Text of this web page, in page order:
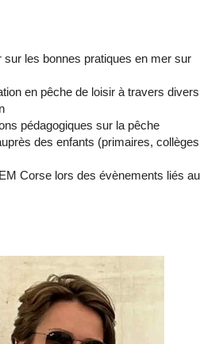
sur les bonnes pratiques en mer sur
en pêche de loisir à travers divers
pédagogiques sur la pêche
des enfants (primaires, collèges
Corse lors des évènements liés au